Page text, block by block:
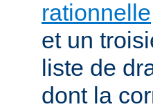
rationnelle
et un
liste de
dont la